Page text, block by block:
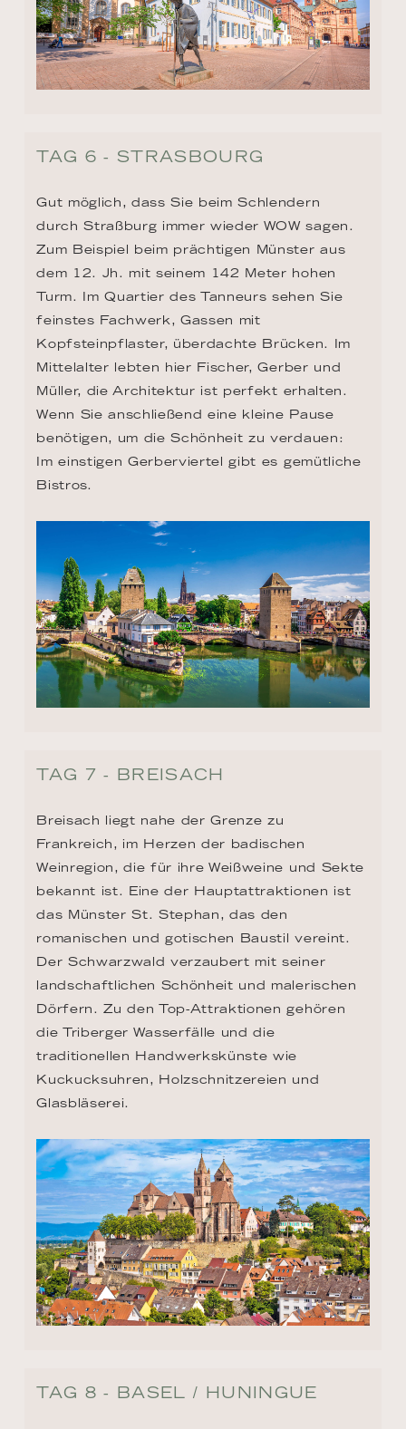
TAG 6 - STRASBOURG
Gut möglich, dass Sie beim Schlendern
durch Straßburg immer wieder WOW sagen.
Zum Beispiel beim prächtigen Münster aus
dem 12. Jh. mit seinem 142 Meter hohen
Turm. Im Quartier des Tanneurs sehen Sie
feinstes Fachwerk, Gassen mit
Kopfsteinpflaster, überdachte Brücken. Im
Mittelalter lebten hier Fischer, Gerber und
Müller, die Architektur ist perfekt erhalten.
Wenn Sie anschließend eine kleine Pause
benötigen, um die Schönheit zu verdauen:
Im einstigen Gerberviertel gibt es gemütliche
Bistros.
TAG 7 - BREISACH
Breisach liegt nahe der Grenze zu
Frankreich, im Herzen der badischen
Weinregion, die für ihre Weißweine und Sekte
bekannt ist. Eine der Hauptattraktionen ist
das Münster St. Stephan, das den
romanischen und gotischen Baustil vereint.
Der Schwarzwald verzaubert mit seiner
landschaftlichen Schönheit und malerischen
Dörfern. Zu den Top-Attraktionen gehören
die Triberger Wasserfälle und die
traditionellen Handwerkskünste wie
Kuckucksuhren, Holzschnitzereien und
Glasbläserei.
TAG 8 - BASEL / HUNINGUE